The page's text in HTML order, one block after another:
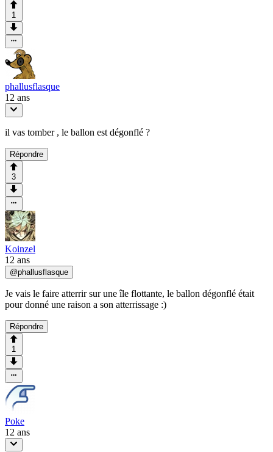
1
phallusflasque
12 ans
il vas tomber , le ballon est dégonflé ?
Répondre
3
Koinzel
12 ans
@phallusflasque
Je vais le faire atterrir sur une île flottante, le ballon dégonflé était
pour donné une raison a son atterrissage :)
Répondre
1
Poke
12 ans